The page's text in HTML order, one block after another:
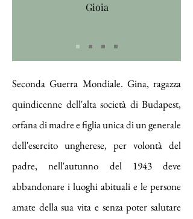
Gioia
Seconda Guerra Mondiale. Gina, ragazza
quindicenne dell'alta società di Budapest,
orfana di madre e figlia unica di un generale
dell'esercito ungherese, per volontà del
padre, nell'autunno del 1943 deve
abbandonare i luoghi abituali e le persone
amate della sua vita e senza poter salutare